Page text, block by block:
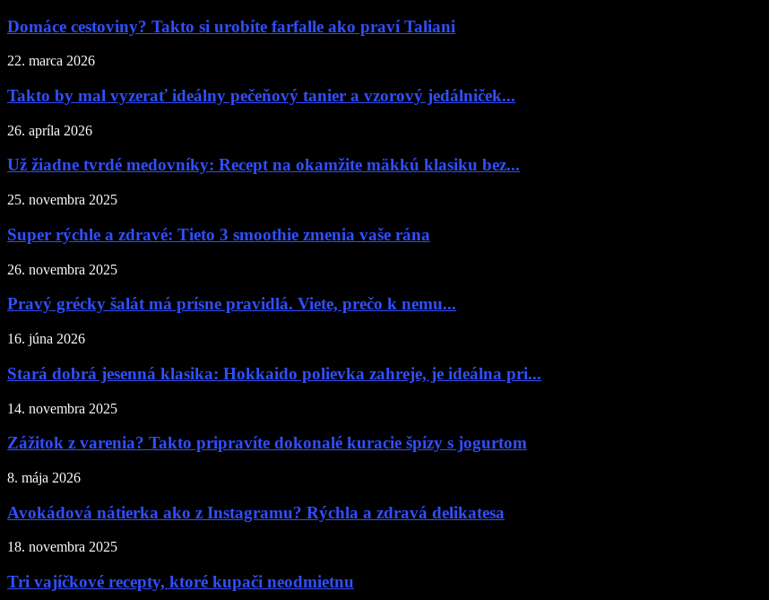
Domáce cestoviny? Takto si urobíte farfalle ako praví Taliani
22. marca 2026
Takto by mal vyzerať ideálny pečeňový tanier a vzorový jedálniček...
26. apríla 2026
Už žiadne tvrdé medovníky: Recept na okamžite mäkkú klasiku bez...
25. novembra 2025
Super rýchle a zdravé: Tieto 3 smoothie zmenia vaše rána
26. novembra 2025
Pravý grécky šalát má prísne pravidlá. Viete, prečo k nemu...
16. júna 2026
Stará dobrá jesenná klasika: Hokkaido polievka zahreje, je ideálna pri...
14. novembra 2025
Zážitok z varenia? Takto pripravíte dokonalé kuracie špízy s jogurtom
8. mája 2026
Avokádová nátierka ako z Instagramu? Rýchla a zdravá delikatesa
18. novembra 2025
Tri vajíčkové recepty, ktoré kupači neodmietnu